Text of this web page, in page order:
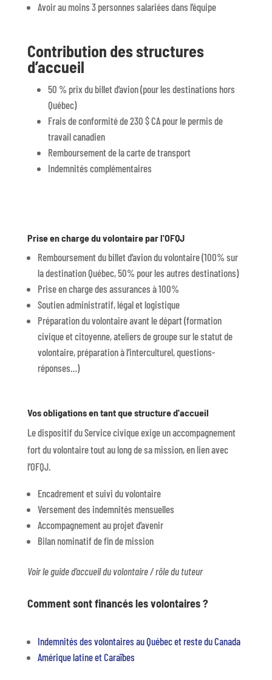
Avoir au moins 3 personnes salariées dans l’équipe
Contribution des structures
d’accueil
50 % prix du billet d’avion (pour les destinations hors
Québec)
Frais de conformité de 230 $ CA pour le permis de
travail canadien
Remboursement de la carte de transport
Indemnités complémentaires
Prise en charge du volontaire par l'OFQJ
Remboursement du billet d’avion du volontaire (100% sur
la destination Québec, 50% pour les autres destinations)
Prise en charge des assurances à 100%
Soutien administratif, légal et logistique
Préparation du volontaire avant le départ (formation
civique et citoyenne, ateliers de groupe sur le statut de
volontaire, préparation à l’interculturel, questions-
réponses…)
Vos obligations en tant que structure d'accueil
Le dispositif du Service civique exige un accompagnement
fort du volontaire tout au long de sa mission, en lien avec
l’OFQJ.
Encadrement et suivi du volontaire
Versement des indemnités mensuelles
Accompagnement au projet d’avenir
Bilan nominatif de fin de mission
Voir le guide d’accueil du volontaire / rôle du tuteur
Comment sont financés les volontaires ?
Indemnités des volontaires au Québec et reste du Canada
Amérique latine et Caraïbes